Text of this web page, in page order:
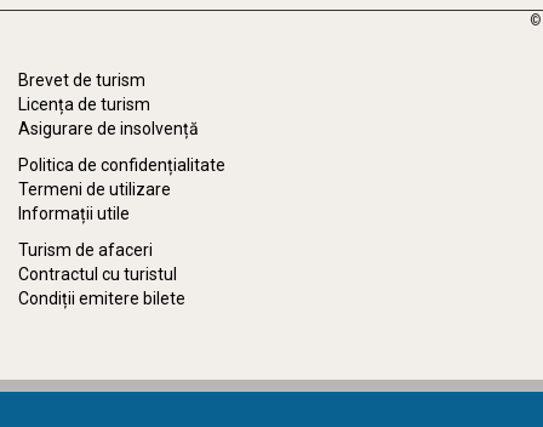
©
Brevet de turism
Licența de turism
Asigurare de insolvență
Politica de confidențialitate
Termeni de utilizare
Informații utile
Turism de afaceri
Contractul cu turistul
Condiții emitere bilete